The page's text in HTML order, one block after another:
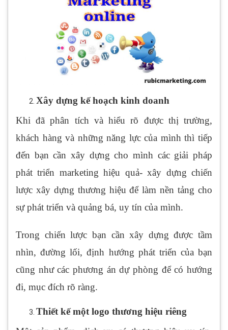
Xây dựng kế hoạch kinh doanh
Khi đã phân tích và hiểu rõ được thị trường,
khách hàng và những năng lực của mình thì tiếp
đến bạn cần xây dựng cho mình các giải pháp
phát triển marketing hiệu quả- xây dựng chiến
lược xây dựng thương hiệu để làm nền tảng cho
sự phát triển và quảng bá, uy tín của mình.
Trong chiến lược bạn cần xây dựng được tầm
nhìn, đường lối, định hướng phát triển của bạn
cũng như các phương án dự phòng để có hướng
đi, mục đích rõ ràng.
Thiết kế một logo thương hiệu riêng